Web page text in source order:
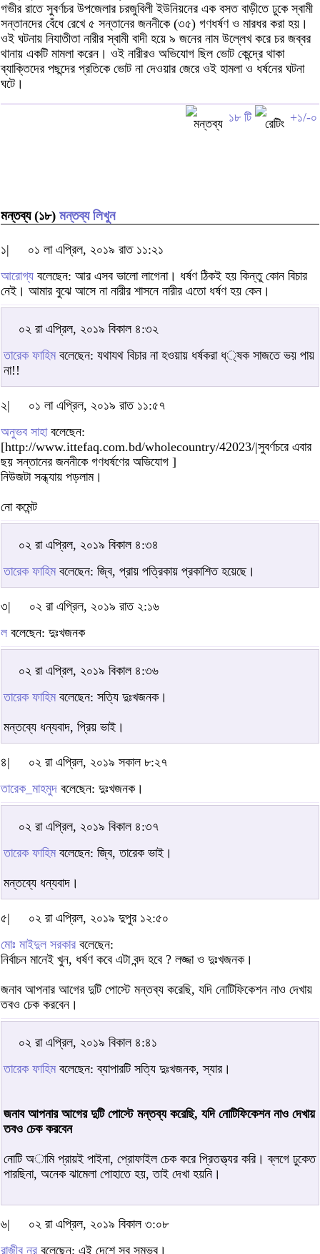
গভীর রাতে সুবর্ণচর উপজেলার চরজুবিলী ইউনিয়নের এক বসত বাড়ীতে ঢুকে স্বামী
সন্তানদের বেঁধে রেখে ৫ সন্তানের জননীকে (৩৫) গণধর্ষণ ও মারধর করা হয়।
ওই ঘটনায় নিযাতীতা নারীর স্বামী বাদী হয়ে ৯ জনের নাম উল্লেখ করে চর জব্বর
থানায় একটি মামলা করেন। ওই নারীরও অভিযোগ ছিল ভোট কেন্দ্রে থাকা
ব্যাক্তিদের পছন্দের প্রতিকে ভোট না দেওয়ার জেরে ওই হামলা ও ধর্ষনের ঘটনা
ঘটে।
১৮ টি +১/-০
মন্তব্য (১৮) মন্তব্য লিখুন
১|
০১ লা এপ্রিল, ২০১৯ রাত ১১:২১
আরোগ্য বলেছেন: আর এসব ভালো লাগেনা। ধর্ষণ ঠিকই হয় কিন্তু কোন বিচার
নেই। আমার বুঝে আসে না নারীর শাসনে নারীর এতো ধর্ষণ হয় কেন।
০২ রা এপ্রিল, ২০১৯ বিকাল ৪:৩২
তারেক ফাহিমবলেছেন: যথাযথ বিচার না হওয়ায় ধর্ষকরা ধ্্ষক সাজতে ভয় পায়
না!!
২|
০১ লা এপ্রিল, ২০১৯ রাত ১১:৫৭
অনুভব সাহাবলেছেন:
[http://www.ittefaq.com.bd/wholecountry/42023/|সুবর্ণচরে এবার
ছয় সন্তানের জননীকে গণধর্ষণের অভিযোগ ]
নিউজটা সন্ধ্যায় পড়লাম।
নো কমেন্ট
০২ রা এপ্রিল, ২০১৯ বিকাল ৪:৩৪
তারেক ফাহিমবলেছেন: জ্বি, প্রায় পত্রিকায় প্রকাশিত হয়েছে।
৩|
০২ রা এপ্রিল, ২০১৯ রাত ২:১৬
ল বলেছেন: দুঃখজনক
০২ রা এপ্রিল, ২০১৯ বিকাল ৪:৩৬
তারেক ফাহিমবলেছেন: সত্যি দুঃখজনক।
মন্তব্যে ধন্যবাদ, প্রিয় ভাই।
৪|
০২ রা এপ্রিল, ২০১৯ সকাল ৮:২৭
তারেক_মাহমুদ বলেছেন: দুঃখজনক।
০২ রা এপ্রিল, ২০১৯ বিকাল ৪:৩৭
তারেক ফাহিমবলেছেন: জ্বি, তারেক ভাই।
মন্তব্যে ধন্যবাদ।
৫|
০২ রা এপ্রিল, ২০১৯ দুপুর ১২:৫০
মোঃ মাইদুল সরকার বলেছেন:
নির্বাচন মানেই খুন, ধর্ষণ কবে এটা বন্দ হবে ? লজ্জা ও দুঃখজনক।
জনাব আপনার আগের দুটি পোস্টে মন্তব্য করেছি, যদি নোটিফিকেশন নাও দেখায়
তবও চেক করবেন।
০২ রা এপ্রিল, ২০১৯ বিকাল ৪:৪১
তারেক ফাহিমবলেছেন: ব্যাপারটি সত্যি দুঃখজনক, স্যার।
জনাব আপনার আগের দুটি পোস্টে মন্তব্য করেছি, যদি নোটিফিকেশন নাও দেখায়
তবও চেক করবেন
নোটি অামি প্রায়ই পাইনা, প্রোফাইল চেক করে প্রিতত্ত্যর করি। ব্লগে ঢুকেত
পারছিনা, অনেক ঝামেলা পোহাতে হয়, তাই দেখা হয়নি।
৬|
০২ রা এপ্রিল, ২০১৯ বিকাল ৩:০৮
রাজীব নুর বলেছেন: এই দেশে সব সম্ভব।